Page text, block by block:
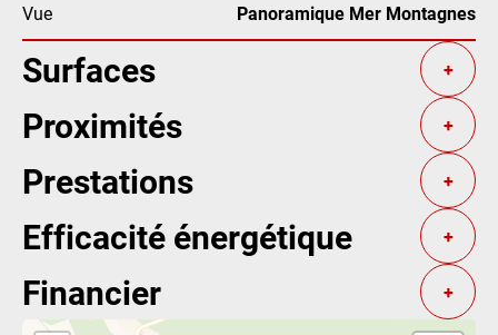
Vue Panoramique Mer Montagnes
Surfaces +
Proximités +
Prestations +
Efficacité énergétique +
Financier +